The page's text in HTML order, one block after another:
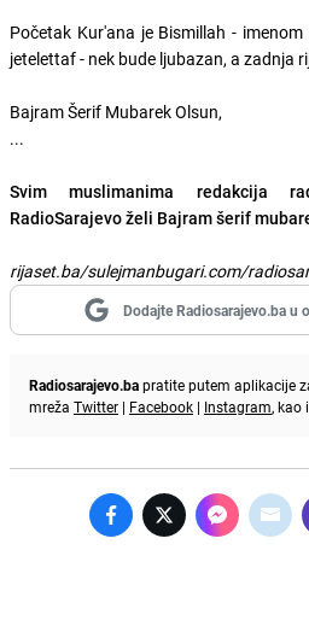
Početak Kur'ana je Bismillah -
jetelettaf - nek bude ljubazan, a zadnja
Bajram Šerif Mubarek Olsun,
...
Svim muslimanima redakcija
RadioSarajevo želi Bajram šerif
rijaset.ba/sulejmanbugari.com/
Dodajte Radiosarajevo.ba u
Radiosarajevo.bapratite putem aplikacije
mreža Twitter | Facebook | Instagram, kao